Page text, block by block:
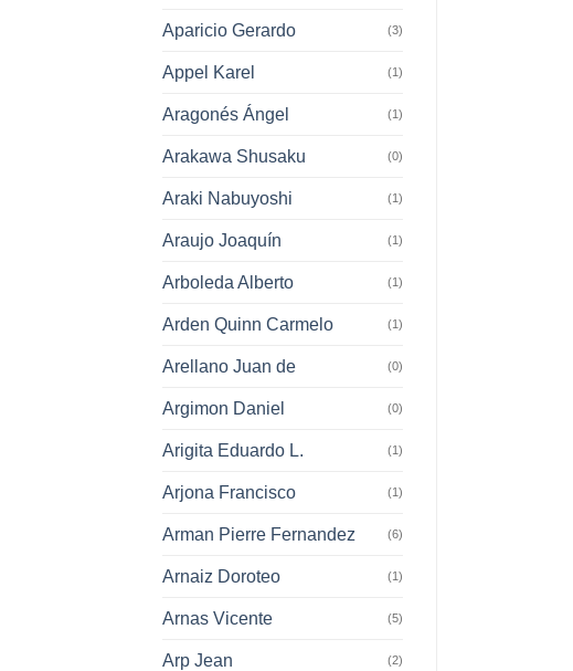
Aparicio Gerardo (3)
Appel Karel (1)
Aragonés Ángel (1)
Arakawa Shusaku (0)
Araki Nabuyoshi (1)
Araujo Joaquín (1)
Arboleda Alberto (1)
Arden Quinn Carmelo (1)
Arellano Juan de (0)
Argimon Daniel (0)
Arigita Eduardo L. (1)
Arjona Francisco (1)
Arman Pierre Fernandez (6)
Arnaiz Doroteo (1)
Arnas Vicente (5)
Arp Jean (2)